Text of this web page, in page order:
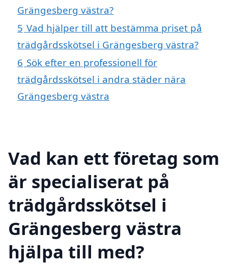
Grängesberg västra?
5 Vad hjälper till att bestämma priset på
trädgårdsskötsel i Grängesberg västra?
6 Sök efter en professionell för
trädgårdsskötsel i andra städer nära
Grängesberg västra
Vad kan ett företag som
är specialiserat på
trädgårdsskötsel i
Grängesberg västra
hjälpa till med?